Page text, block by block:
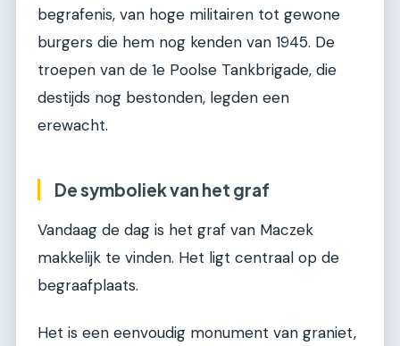
begrafenis, van hoge militairen tot gewone
burgers die hem nog kenden van 1945. De
troepen van de 1e Poolse Tankbrigade, die
destijds nog bestonden, legden een
erewacht.
De symboliek van het graf
Vandaag de dag is het graf van Maczek
makkelijk te vinden. Het ligt centraal op de
begraafplaats.
Het is een eenvoudig monument van graniet,